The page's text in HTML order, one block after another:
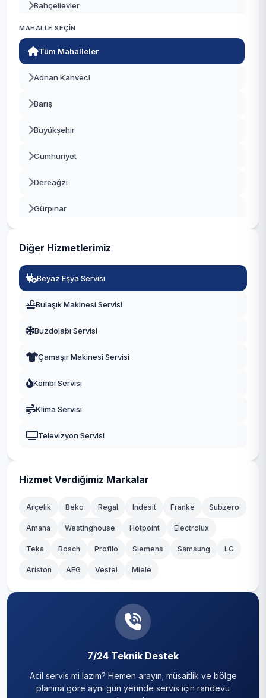
Bahçelievler
Bakırköy
Başakşehir
Beşiktaş
Beykoz
Beylikdüzü
Beyoğlu
Büyükçekmece
Çekmeköy
Esenler
Kağıthane
Kartal
Küçükçekmece
Sultanbeyli
MAHALLE SEÇIN
Tüm Mahalleler
Adnan Kahveci
Barış
Büyükşehir
Cumhuriyet
Dereağzı
Gürpınar
Diğer Hizmetlerimiz
Beyaz Eşya Servisi
Bulaşık Makinesi Servisi
Buzdolabı Servisi
Çamaşır Makinesi Servisi
Kombi Servisi
Klima Servisi
Televizyon Servisi
Hizmet Verdiğimiz Markalar
Arçelik Beko Regal Indesit Franke Subzero
Amana Westinghouse Hotpoint Electrolux
Teka Bosch Profilo Siemens Samsung LG
Ariston AEG Vestel Miele
7/24 Teknik Destek
Acil servis mi lazım? Hemen arayın; müsaitlik ve bölge
planına göre aynı gün yerinde servis için randevu